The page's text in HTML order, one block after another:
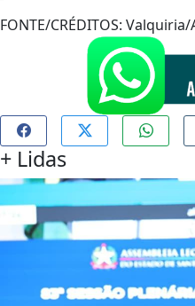
FONTE/CRÉDITOS: Valquiria/
+ Lidas